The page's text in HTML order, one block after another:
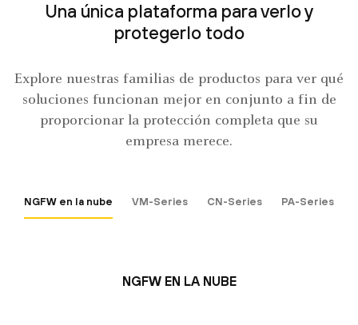
Una única plataforma para verlo y
protegerlo todo
Explore nuestras familias de productos para ver qué
soluciones funcionan mejor en conjunto a fin de
proporcionar la protección completa que su
empresa merece.
NGFW en la nube VM-Series CN-Series PA-Series
NGFW EN LA NUBE